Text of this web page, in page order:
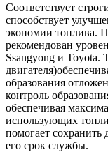
Соответствует
способствует
экономии топлива.
рекомендован
Ssangyong и
образования
контроль
обеспечивая
использующих
помогает сохранить
его срок службы.